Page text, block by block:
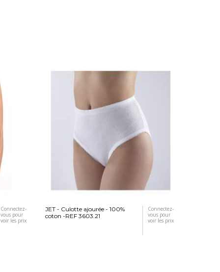
Connectez-
vous pour
voir les prix
JET - Culotte ajourée - 100%
coton -REF 3603.21
Connectez-
vous pour
voir les prix